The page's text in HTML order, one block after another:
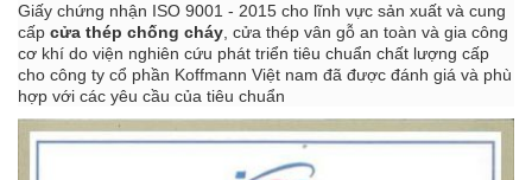
Giấy chứng nhận ISO 9001 - 2015 cho lĩnh vực sản xuất và cung
cấp cửa thép chống cháy, cửa thép vân gỗ an toàn và gia công
cơ khí do viện nghiên cứu phát triển tiêu chuẩn chất lượng cấp
cho công ty cổ phần Koffmann Việt nam đã được đánh giá và phù
hợp với các yêu cầu của tiêu chuẩn